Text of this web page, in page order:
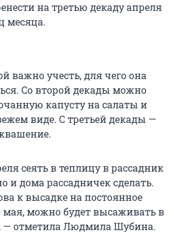
на третью декаду апреля
месяца.
важно учесть, для чего она
Со второй декады можно
капусту на салаты и
виде. С третьей декады —
сеять в теплицу в рассадник
дома рассадничек сделать.
к высадке на постоянное
мая, можно будет высаживать в
— отметила Людмила Шубина.